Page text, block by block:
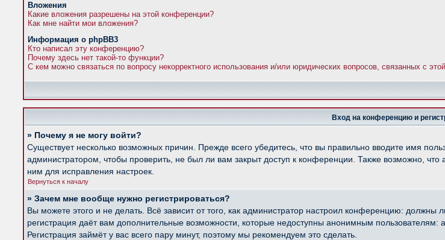
Вложения
Какие вложения разрешены на этой конференции?
Как мне найти мои вложения?
Информация о phpBB3
Кто написал эту конференцию?
Почему здесь нет такой-то функции?
С кем можно связаться по вопросу некорректного использования и/или юридических вопросов, связанных с
Вход на конференцию и
» Почему я не могу войти?
Существует несколько возможных причин. Прежде всего убедитесь, что вы правильно вводите имя
администратором, чтобы проверить, не был ли вам закрыт доступ к конференции. Также возможно,
ним для исправления настроек.
Вернуться к началу
» Зачем мне вообще нужно регистрироваться?
Вы можете этого и не делать. Всё зависит от того, как администратор настроил конференцию:
регистрация даёт вам дополнительные возможности, которые недоступны анонимным
Регистрация займёт у вас всего пару минут, поэтому мы рекомендуем это сделать.